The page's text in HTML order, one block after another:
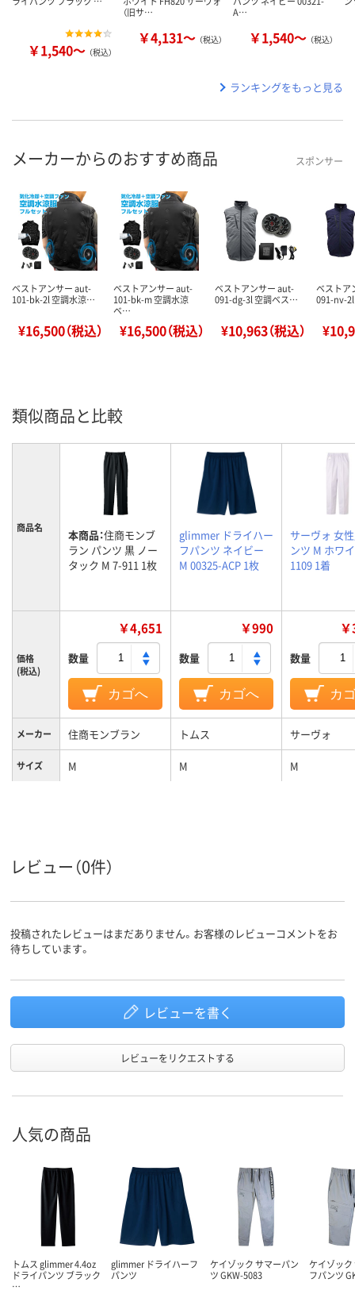
￥1,540～ （税込）
（旧サ…
￥4,131～ （税込）
A…
￥1,540～ （税込）
ランキングをもっと見る
メーカーからのおすすめ商品 スポンサー
ベストアンサー aut-
101-bk-2l 空調水涼…
¥16,500（税込）
ベストアンサー aut-
101-bk-m 空調水涼
ベ…
¥16,500（税込）
ベストアンサー aut-
091-dg-3l 空調ベス…
¥10,963（税込）
ベストア
091-nv-
類似商品と比較
商品名 本商品：住商モンブ
ラン パンツ 黒 ノー
タック M 7-911 1枚
glimmer ドライハー
フパンツ ネイビー
M 00325-ACP 1枚
サーヴォ 女
ンツ M ホワ
1109 1着
価格
(税込)
￥4,651
数量
カゴへ
￥990
数量
カゴへ
数量
カ
メーカー 住商モンブラン トムス サーヴォ
サイズ M M M
レビュー（0件）
投稿されたレビューはまだありません。お客様のレビューコメントをお
待ちしています。
レビューを書く
レビューをリクエストする
人気の商品
トムス glimmer 4.4oz
ドライパンツ ブラック
…
glimmer ドライハーフ
パンツ
ケイゾック サマーパン
ツ GKW-5083
ケイゾッ
フパンツ